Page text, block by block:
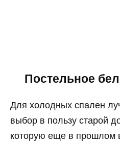
Постельное
Для холодных спален
выбор в пользу старой
которую еще в прошлом